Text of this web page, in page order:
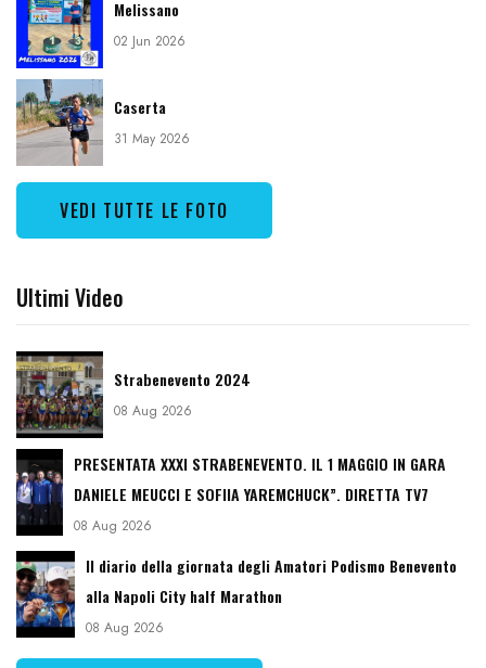
Melissano
02 Jun 2026
Caserta
31 May 2026
VEDI TUTTE LE FOTO
Ultimi Video
Strabenevento 2024
08 Aug 2026
PRESENTATA XXXI STRABENEVENTO. IL 1 MAGGIO IN GARA
DANIELE MEUCCI E SOFIIA YAREMCHUCK”. DIRETTA TV7
08 Aug 2026
Il diario della giornata degli Amatori Podismo Benevento
alla Napoli City half Marathon
08 Aug 2026